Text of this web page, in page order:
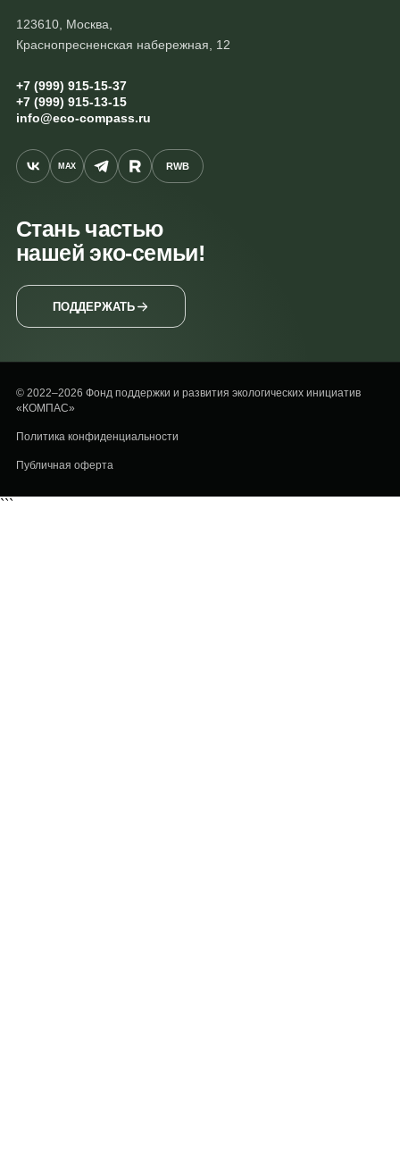
123610, Москва,
Краснопресненская набережная, 12
+7 (999) 915-15-37
+7 (999) 915-13-15
info@eco-compass.ru
MAX RWB
Стань частью
нашей эко-семьи!
ПОДДЕРЖАТЬ
© 2022–2026 Фонд поддержки и развития экологических инициатив
«КОМПАС»
Политика конфиденциальности
Публичная оферта
```